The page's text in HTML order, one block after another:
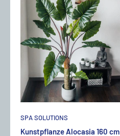
SPA SOLUTIONS
Kunstpflanze Alocasia 160 cm